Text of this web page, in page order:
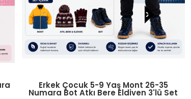
Erkek Çocuk 5-9 Yaş Mont 26-35 Bot -
Atkı Bere Eldiven - Kazak Swet 4′lü Set